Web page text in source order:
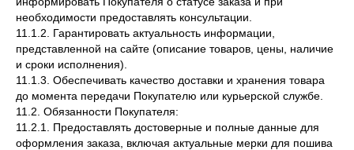
необходимости предоставлять консультации.
11.1.2. Гарантировать актуальность информации,
представленной на сайте (описание товаров, цены, наличие
и сроки исполнения).
11.1.3. Обеспечивать качество доставки и хранения товара
до момента передачи Покупателю или курьерской службе.
11.2. Обязанности Покупателя:
11.2.1. Предоставлять достоверные и полные данные для
оформления заказа, включая актуальные мерки для пошива